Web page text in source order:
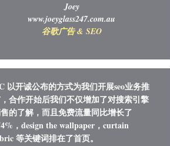
Joey
www.joeyglass247.com.au
谷歌广告 & SEO
以开诚公布的方式为我们开展seo业务推
合作开始后我们不仅增加了对搜索引擎
的了解，而且免费流量同比增长了
，design the wallpaper，curtain
等关键词排在了首页。